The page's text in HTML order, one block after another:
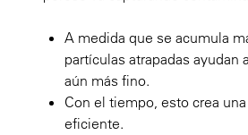
A medida que se acumula
partículas atrapadas ayudan
aún más fino.
Con el tiempo, esto crea
eficiente.